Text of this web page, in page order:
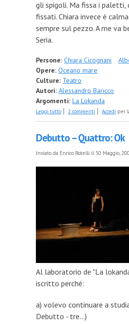
gli spigoli. Ma fissa i paletti,
fissati. Chiara invece è
sempre sul pezzo. A me va
Seria.
Persone: Chiara Cicognani
Opere: Oceano mare
Culture: Teatro
Autori: Alessandro Baricco
Argomenti: La Lokanda
Leggi tutto su Debutto – Cinque: Registi
2 commenti Accedi per
Debutto – Quattro: Ok
Inviato da Enrico Rotelli il 30 Maggio,
Al laboratorio de "La
iscritto perché:
a) volevo continuare a
Debutto - tre...)